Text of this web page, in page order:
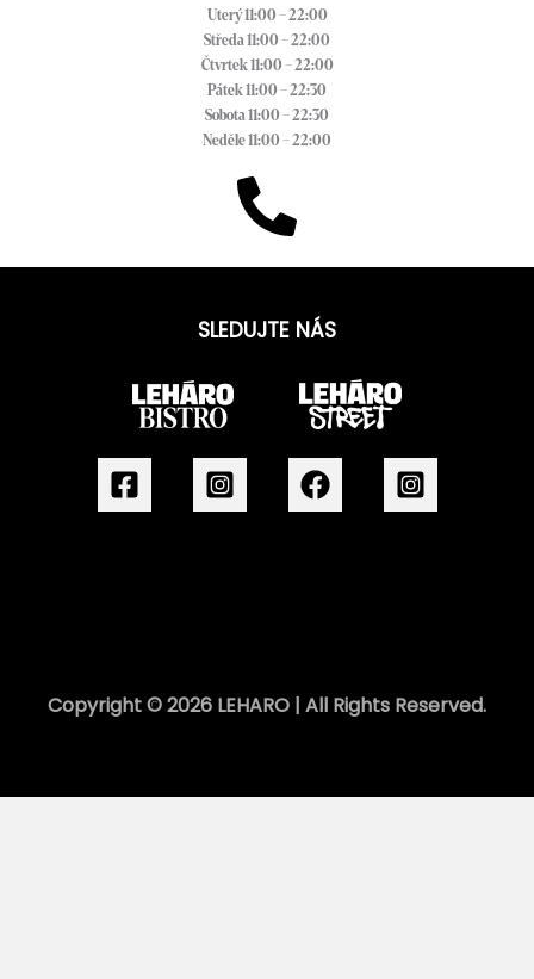
Uterý 11:00 – 22:00
Středa 11:00 – 22:00
Čtvrtek 11:00 – 22:00
Pátek 11:00 – 22:30
Sobota 11:00 – 22:30
Neděle 11:00 – 22:00
SLEDUJTE NÁS
Copyright © 2026 LEHARO | All Rights Reserved.